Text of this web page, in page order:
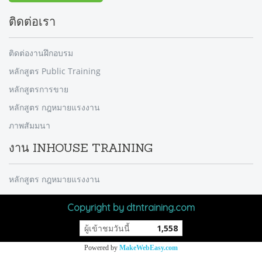
ติดต่อเรา
ติดต่องานฝึกอบรม
หลักสูตร Public Training
หลักสูตรการขาย
หลักสูตร กฎหมายแรงงาน
ภาพสัมมนา
งาน INHOUSE TRAINING
หลักสูตร กฎหมายแรงงาน
Copyright by dtntraining.com
ผู้เข้าชมวันนี้ 1,558
Powered by MakeWebEasy.com